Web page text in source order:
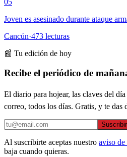
05
Joven es asesinado durante ataque
Cancún·473 lecturas
📰 Tu edición de hoy
Recibe el periódico de
El diario para hojear, las claves del
correo, todos los días. Gratis, y te das
Al suscribirte aceptas nuestro aviso
baja cuando quieras.